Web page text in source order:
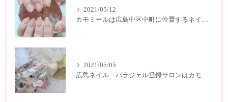
2021/05/12
カモミールは広島中区中町に位置するネイルサロン
2021/05/05
広島ネイル パラジェル登録サロンはカモミール